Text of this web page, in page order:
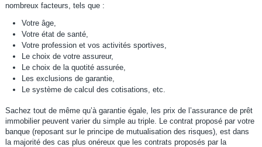
nombreux facteurs, tels que :
Votre âge,
Votre état de santé,
Votre profession et vos activités sportives,
Le choix de votre assureur,
Le choix de la quotité assurée,
Les exclusions de garantie,
Le système de calcul des cotisations, etc.
Sachez tout de même qu’à garantie égale, les prix de l’assurance de prêt
immobilier peuvent varier du simple au triple. Le contrat proposé par votre
banque (reposant sur le principe de mutualisation des risques), est dans
la majorité des cas plus onéreux que les contrats proposés par la